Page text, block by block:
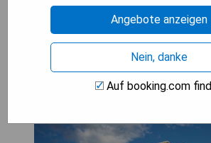
PREISE ANZEIGEN
Hampton Inn & Suites
Angebote anzeigen
Nein, danke
Auf booking.com